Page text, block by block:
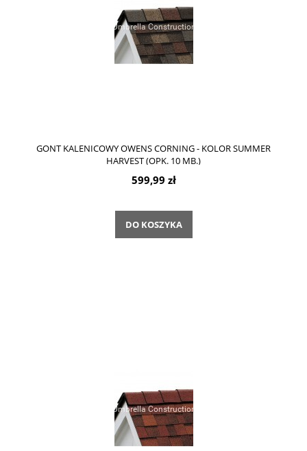
GONT KALENICOWY OWENS CORNING - KOLOR SUMMER
HARVEST (OPK. 10 MB.)
599,99 zł
DO KOSZYKA